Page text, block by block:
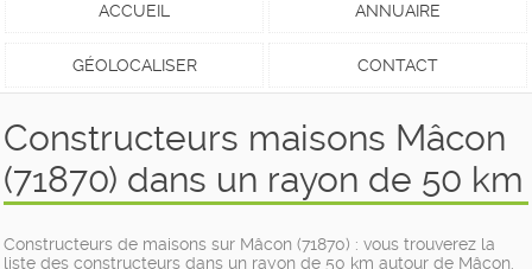
ACCUEIL ANNUAIRE
GÉOLOCALISER CONTACT
Constructeurs maisons Mâcon
(71870) dans un rayon de 50 km
Constructeurs de maisons sur Mâcon (71870) : vous trouverez la
liste des constructeurs dans un rayon de 50 km autour de Mâcon.